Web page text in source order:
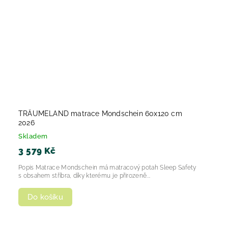
TRÄUMELAND matrace Mondschein 60x120 cm
2026
Skladem
3 579 Kč
Do košíku
Popis Matrace Mondschein má matracový potah Sleep Safety
s obsahem stříbra, díky kterému je přirozeně...